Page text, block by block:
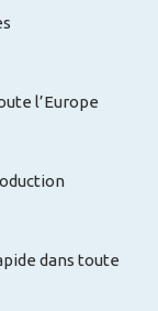
l’Europe
dans toute